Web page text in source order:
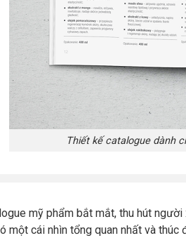
Thiết kế catalogue dành
mỹ phẩm bắt mắt, thu hút
một cái nhìn tổng quan nhất và thúc